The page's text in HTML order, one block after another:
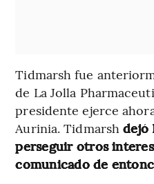
Tidmarsh fue
de La Jolla
presidente ejerce
Aurinia. Tidmarshdejó
perseguir otros
comunicado de